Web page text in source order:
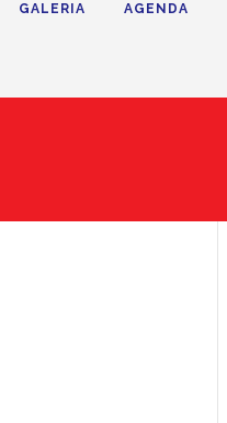
GALERIA AGENDA